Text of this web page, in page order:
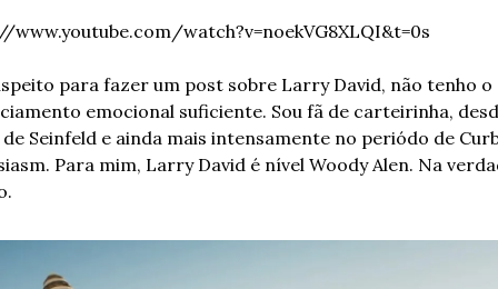
watch?v=noekVG8XLQI&t=0s
para fazer um post sobre Larry David, não tenho o
emocional suficiente. Sou fã de carteirinha,
Seinfeld e ainda mais intensamente no periódo de
Para mim, Larry David é nível Woody Alen. Na